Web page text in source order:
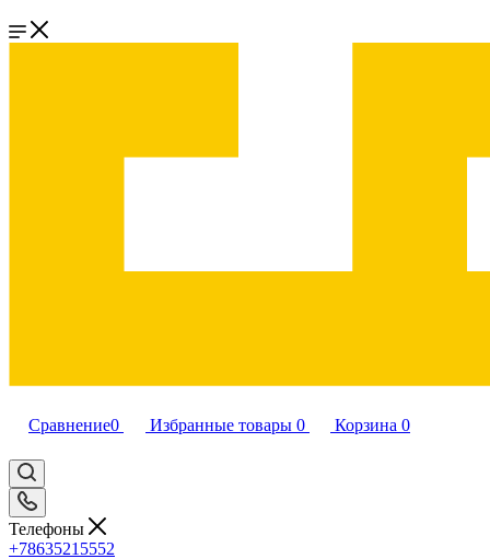
Сравнение0 Избранные товары 0 Корзина 0
Телефоны
+78635215552